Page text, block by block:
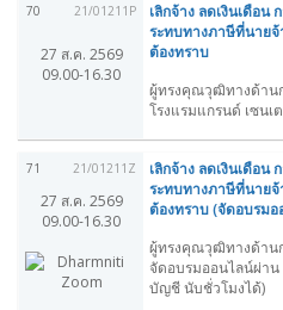
70 21/01211P
27 ส.ค. 2569
09.00-16.30
เลิกจ้าง ลดเงินเดือน
ระทบทางภาษีที่นาย
ต้องทราบ
ผู้ทรงคุณวุฒิทางด้าน
โรงแรมแกรนด์ เซนเ
71 21/01211Z
27 ส.ค. 2569
09.00-16.30
เลิกจ้าง ลดเงินเดือน
ระทบทางภาษีที่นาย
ต้องทราบ (จัดอบรม
ผู้ทรงคุณวุฒิทางด้าน
จัดอบรมออนไลน์ผ่า
บัญชี นับชั่วโมงได้)